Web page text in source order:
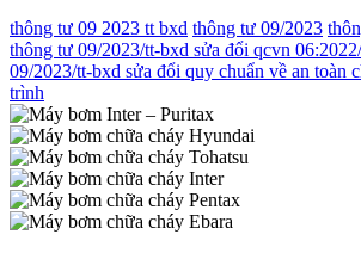
thông tư 09 2023 tt bxd thông tư 09/2023
thông tư 09/2023/tt-bxd sửa đổi qcvn
09/2023/tt-bxd sửa đổi quy chuẩn về an toàn
trình